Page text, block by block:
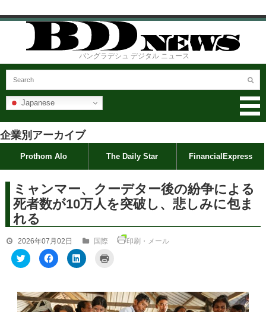
バングラデシュ デジタル ニュース
Japanese
企業別アーカイブ
Prothom Alo The Daily Star FinancialExpress
ミャンマー、クーデター後の紛争による
死者数が10万人を突破し、悲しみに包ま
れる
2026年07月02日 国際
印刷・メール
ク
リ
て
T
w
F
a
o
o
k
ク
リ
て
L
i
て
印
刷